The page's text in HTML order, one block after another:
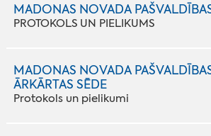
MADONAS NOVADA
PROTOKOLS UN PIELIKUMS
MADONAS NOVADA
ĀRKĀRTAS SĒDE
Protokols un pielikumi